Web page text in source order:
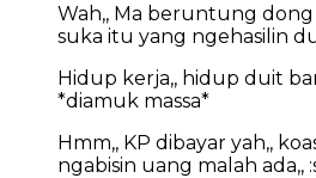
Wah,, Ma beruntung dong
suka itu yang ngehasilin
Hidup kerja,, hidup duit
*diamuk massa*
Hmm,, KP dibayar yah,,
ngabisin uang malah ada,,